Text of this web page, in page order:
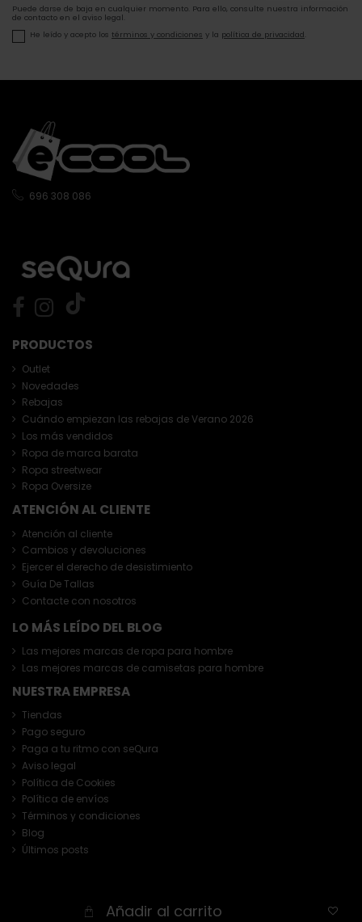
Añadir al carrito
Puede darse de baja en cualquier momento. Para ello, consulte nuestra información
de contacto en el aviso legal.
He leído y acepto los términos y condiciones y la política de privacidad
PRODUCTOS
Outlet
Novedades
Rebajas
Cuándo empiezan las rebajas de Verano 2026
Los más vendidos
Ropa de marca barata
Ropa streetwear
Ropa Oversize
ATENCIÓN AL CLIENTE
Atención al cliente
Cambios y devoluciones
Ejercer el derecho de desistimiento
Guía De Tallas
Contacte con nosotros
LO MÁS LEÍDO DEL BLOG
Las mejores marcas de ropa para hombre
Las mejores marcas de camisetas para hombre
NUESTRA EMPRESA
Tiendas
Pago seguro
Paga a tu ritmo con seQura
Aviso legal
Política de Cookies
Política de envíos
Términos y condiciones
Blog
Últimos posts
696 308 086
Copyright © 2026